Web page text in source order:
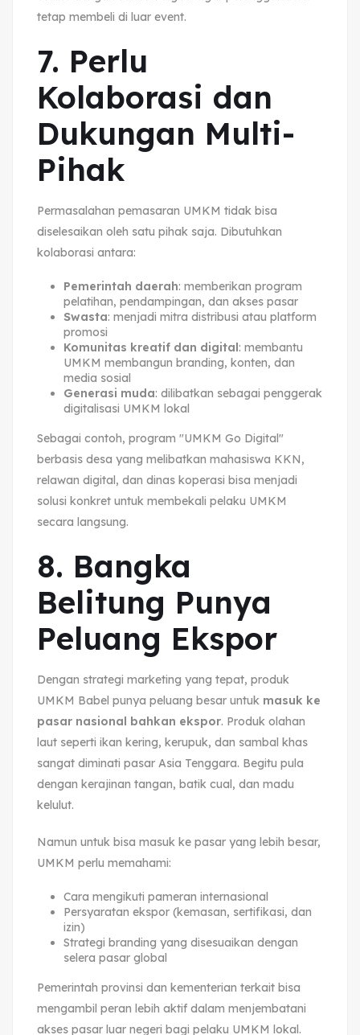
tetap membeli di luar event.
7. Perlu
Kolaborasi dan
Dukungan Multi-
Pihak
Permasalahan pemasaran UMKM tidak bisa
diselesaikan oleh satu pihak saja. Dibutuhkan
kolaborasi antara:
Pemerintah daerah: memberikan program
pelatihan, pendampingan, dan akses pasar
Swasta: menjadi mitra distribusi atau platform
promosi
Komunitas kreatif dan digital: membantu
UMKM membangun branding, konten, dan
media sosial
Generasi muda: dilibatkan sebagai penggerak
digitalisasi UMKM lokal
Sebagai contoh, program "UMKM Go Digital"
berbasis desa yang melibatkan mahasiswa KKN,
relawan digital, dan dinas koperasi bisa menjadi
solusi konkret untuk membekali pelaku UMKM
secara langsung.
8. Bangka
Belitung Punya
Peluang Ekspor
Dengan strategi marketing yang tepat, produk
UMKM Babel punya peluang besar untuk masuk ke
pasar nasional bahkan ekspor. Produk olahan
laut seperti ikan kering, kerupuk, dan sambal khas
sangat diminati pasar Asia Tenggara. Begitu pula
dengan kerajinan tangan, batik cual, dan madu
kelulut.
Namun untuk bisa masuk ke pasar yang lebih besar,
UMKM perlu memahami:
Cara mengikuti pameran internasional
Persyaratan ekspor (kemasan, sertifikasi, dan
izin)
Strategi branding yang disesuaikan dengan
selera pasar global
Pemerintah provinsi dan kementerian terkait bisa
mengambil peran lebih aktif dalam menjembatani
akses pasar luar negeri bagi pelaku UMKM lokal.